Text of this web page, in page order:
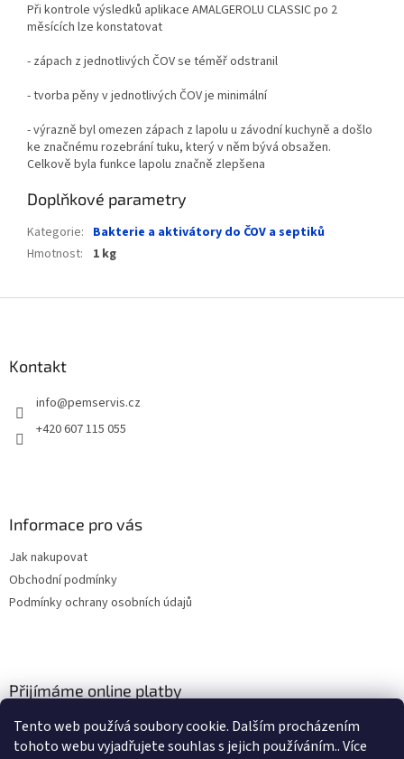
Tento web používá soubory cookie. Dalším procházením
tohoto webu vyjadřujete souhlas s jejich používáním.. Více
Při kontrole výsledků aplikace AMALGEROLU CLASSIC po 2
měsících lze konstatovat
- zápach z jednotlivých ČOV se téměř odstranil
- tvorba pěny v jednotlivých ČOV je minimální
- výrazně byl omezen zápach z lapolu u závodní kuchyně a došlo
ke značnému rozebrání tuku, který v něm bývá obsažen.
Celkově byla funkce lapolu značně zlepšena
Doplňkové parametry
Kategorie: Bakterie a aktivátory do ČOV a septiků
Hmotnost: 1 kg
Kontakt
info@pemservis.cz
+420 607 115 055
Informace pro vás
Jak nakupovat
Obchodní podmínky
Podmínky ochrany osobních údajů
Přijímáme online platby